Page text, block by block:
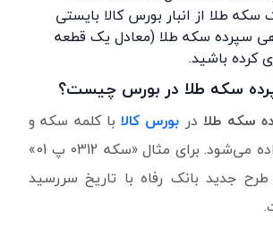
طلا از انبار بورس کالا بایستی
100 گواهی سپرده سکه طلا (معادل یک قطعه
کرده باشید.
سکه طلا در بورس چیست؟
سکه طلا در بورس کالابا کلمه سکه و
چند رقم نشان داده می‌شود. برای مثال «سکه 0312 پ 01»
جدید بانک رفاه با تاریخ سررسید